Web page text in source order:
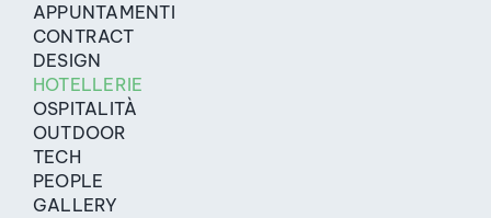
APPUNTAMENTI
CONTRACT
DESIGN
HOTELLERIE
OSPITALITÀ
OUTDOOR
TECH
PEOPLE
GALLERY